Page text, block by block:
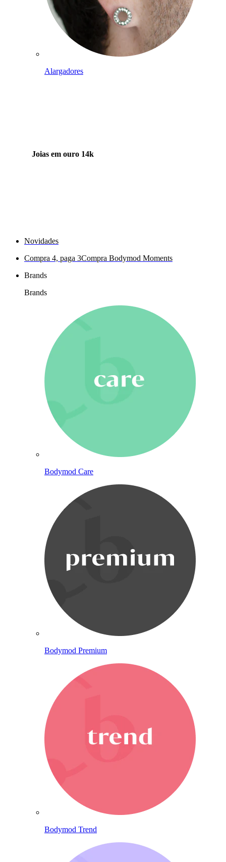
Alargadores
Joias em ouro 14k
Novidades
Compra 4, paga 3Compra Bodymod Moments
Brands
Brands
Bodymod Care
Bodymod Premium
Bodymod Trend